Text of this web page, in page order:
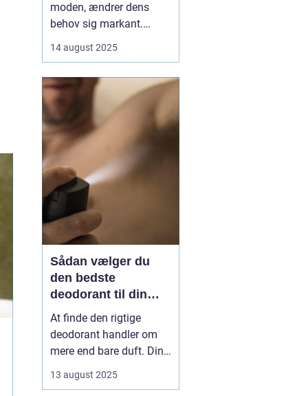
moden, ændrer dens
behov sig markant.
mindre elasticitet og
mere sårbar over for fine
linjer og rynker. Her
kommer ansigtsolie ind
som en enkel, men...
14 august 2025
Sådan vælger du
den bedste
deodorant til din
hud
At finde den rigtige
deodorant handler om
mere end bare duft. Din
personlige præferencer
13 august 2025